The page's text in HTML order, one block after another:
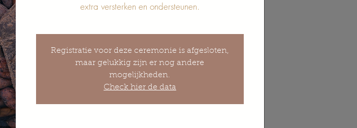
extra versterken en ondersteunen.
Registratie voor deze ceremonie is afgesloten,
maar gelukkig zijn er nog andere
mogelijkheden.
Check hier de data